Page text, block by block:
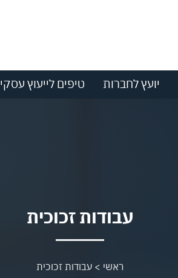
יועץ לחברות טיפים לייעוץ עסקי
עבודות זכוכית
ראשי > עבודות זכוכית